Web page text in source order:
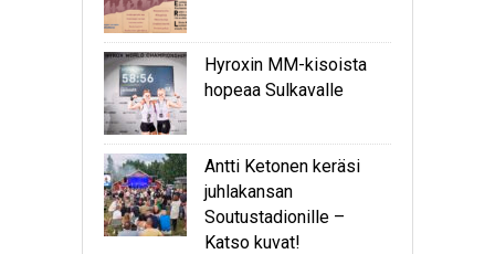
Hyroxin MM-kisoista
hopeaa Sulkavalle
Antti Ketonen keräsi
juhlakansan
Soutustadionille –
Katso kuvat!